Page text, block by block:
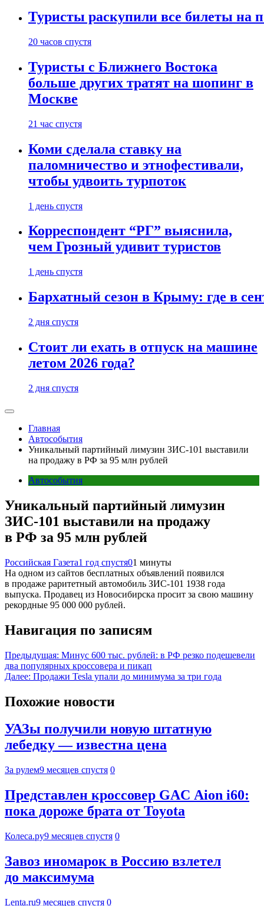
Туристы раскупили все билеты на
20 часов спустя
Туристы с Ближнего Востока
больше других тратят на шопинг в
Москве
21 час спустя
Коми сделала ставку на
паломничество и этнофестивали,
чтобы удвоить турпоток
1 день спустя
Корреспондент “РГ” выяснила,
чем Грозный удивит туристов
1 день спустя
Бархатный сезон в Крыму: где в
2 дня спустя
Стоит ли ехать в отпуск на машине
летом 2026 года?
2 дня спустя
Главная
Автособытия
Уникальный партийный лимузин ЗИС-101 выставили
на продажу в РФ за 95 млн рублей
Автособытия
Уникальный партийный лимузин
ЗИС-101 выставили на продажу
в РФ за 95 млн рублей
Российская Газета1 год спустя01 минуты
На одном из сайтов бесплатных объявлений появился
в продаже раритетный автомобиль ЗИС-101 1938 года
выпуска. Продавец из Новосибирска просит за свою машину
рекордные 95 000 000 рублей.
Навигация по записям
Предыдущая: Минус 600 тыс. рублей: в РФ резко подешевели
два популярных кроссовера и пикап
Далее: Продажи Tesla упали до минимума за три года
Похожие новости
УАЗы получили новую штатную
лебедку — известна цена
За рулем9 месяцев спустя 0
Представлен кроссовер GAC Aion i60:
пока дороже брата от Toyota
Колеса.ру9 месяцев спустя 0
Завоз иномарок в Россию взлетел
до максимума
Lenta.ru9 месяцев спустя 0